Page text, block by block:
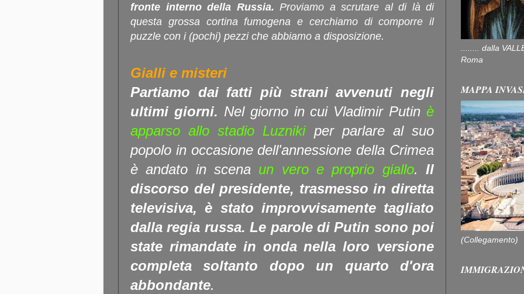
fronte interno della Russia. Proviamo a scrutare al di là di
questa grossa cortina fumogena e cerchiamo di comporre il
puzzle con i (pochi) pezzi che abbiamo a disposizione.
Gialli e misteri
Partiamo dai fatti più strani avvenuti negli
ultimi giorni. Nel giorno in cui Vladimir Putin è
apparso allo stadio Luzniki per parlare al suo
popolo in occasione dell'annessione della Crimea
è andato in scena un vero e proprio giallo.Il
discorso del presidente, trasmesso in diretta
televisiva, è stato improvvisamente tagliato
dalla regia russa. Le parole di Putin sono poi
state rimandate in onda nella loro versione
completa soltanto dopo un quarto d'ora
abbondante.
........ dalla
Roma
MAPPA
(Collegamento)